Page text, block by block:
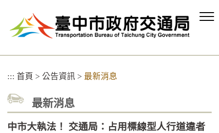
容
::: 首頁 > 公告資訊 > 最新消息
最新消息
中市大執法！ 交通局：占用標線型人行道違者